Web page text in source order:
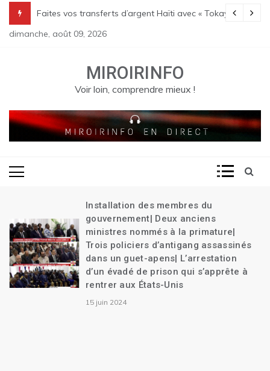
content
Le bilan des massacres de Pont Sondé s’alourdit| La
Faites vos transferts d’argent Haïti avec « Tokay »
dimanche, août 09, 2026
MIROIRINFO
Voir loin, comprendre mieux !
Installation des membres du
gouvernement| Deux anciens
ministres nommés à la primature|
Trois policiers d’antigang assassinés
dans un guet-apens| L’arrestation
d’un évadé de prison qui s’apprête à
rentrer aux États-Unis
15 juin 2024